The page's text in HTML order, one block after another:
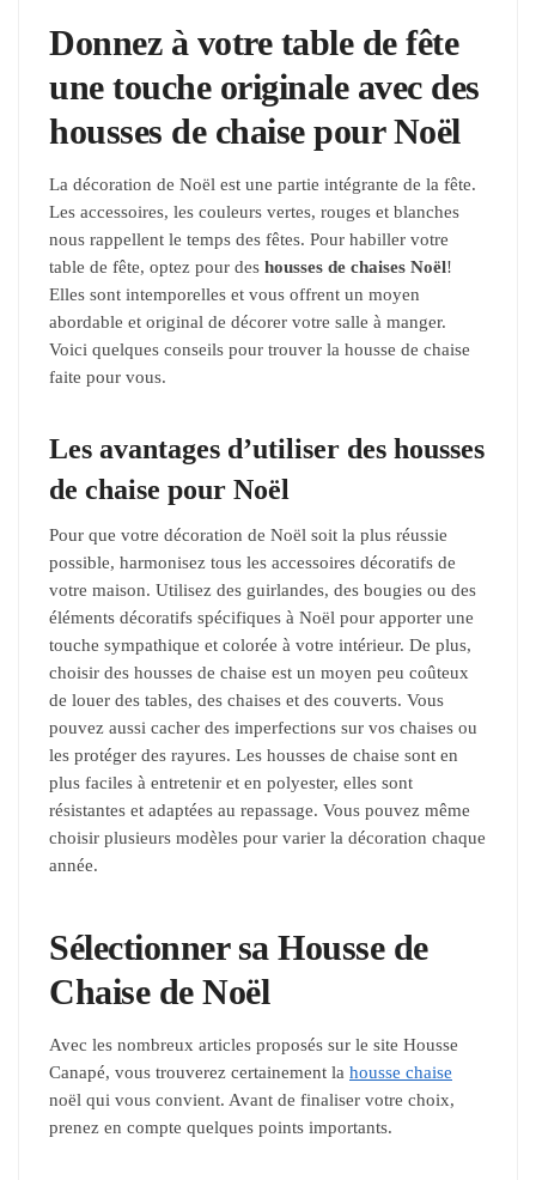
Donnez à votre table de fête
une touche originale avec des
housses de chaise pour Noël
La décoration de Noël est une partie intégrante de la fête.
Les accessoires, les couleurs vertes, rouges et blanches
nous rappellent le temps des fêtes. Pour habiller votre
table de fête, optez pour des housses de chaises Noël!
Elles sont intemporelles et vous offrent un moyen
abordable et original de décorer votre salle à manger.
Voici quelques conseils pour trouver la housse de chaise
faite pour vous.
Les avantages d’utiliser des housses
de chaise pour Noël
Pour que votre décoration de Noël soit la plus réussie
possible, harmonisez tous les accessoires décoratifs de
votre maison. Utilisez des guirlandes, des bougies ou des
éléments décoratifs spécifiques à Noël pour apporter une
touche sympathique et colorée à votre intérieur. De plus,
choisir des housses de chaise est un moyen peu coûteux
de louer des tables, des chaises et des couverts. Vous
pouvez aussi cacher des imperfections sur vos chaises ou
les protéger des rayures. Les housses de chaise sont en
plus faciles à entretenir et en polyester, elles sont
résistantes et adaptées au repassage. Vous pouvez même
choisir plusieurs modèles pour varier la décoration chaque
année.
Sélectionner sa Housse de
Chaise de Noël
Avec les nombreux articles proposés sur le site Housse
Canapé, vous trouverez certainement la housse chaise
noël qui vous convient. Avant de finaliser votre choix,
prenez en compte quelques points importants.